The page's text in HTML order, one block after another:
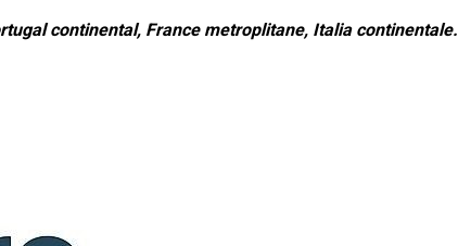
continental, France metroplitane, Italia continentale.